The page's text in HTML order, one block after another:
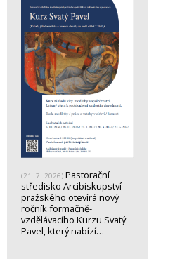
(21. 7. 2026) Pastorační
středisko Arcibiskupství
pražského otevírá nový
ročník formačně-
vzdělávacího Kurzu Svatý
Pavel, který nabízí…